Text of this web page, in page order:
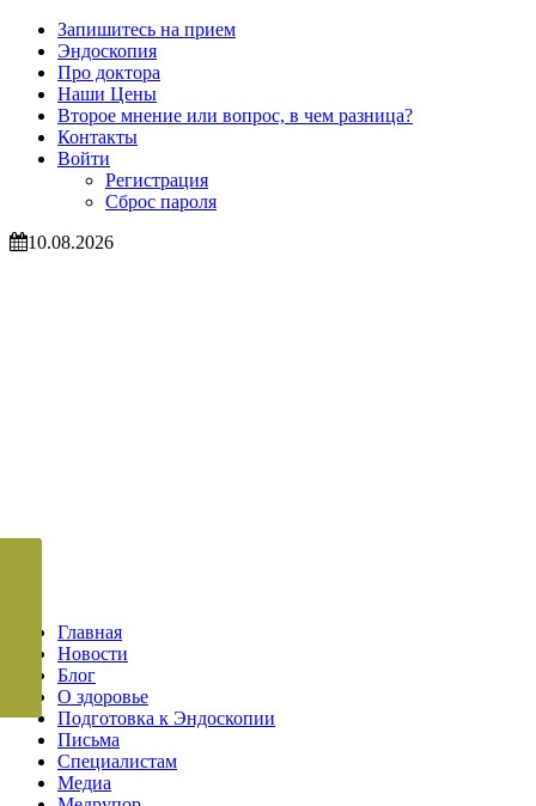
Запишитесь на прием
Эндоскопия
Про доктора
Наши Цены
Второе мнение или вопрос, в чем разница?
Контакты
Войти
Регистрация
Сброс пароля
10.08.2026
Главная
Новости
Блог
О здоровье
Подготовка к Эндоскопии
Письма
Специалистам
Медиа